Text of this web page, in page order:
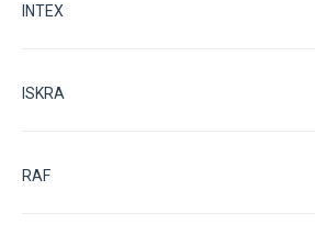
INTEX
ISKRA
RAF